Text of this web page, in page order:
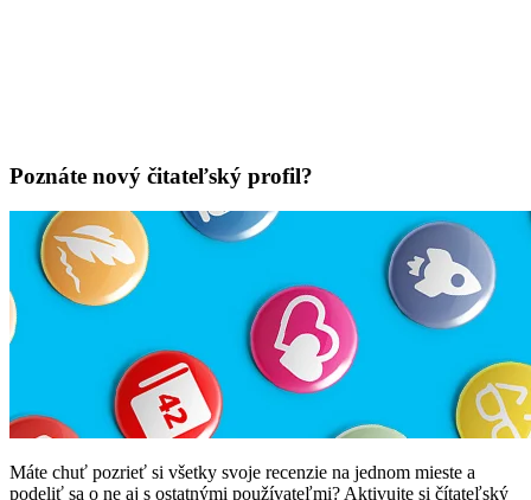
Poznáte nový čitateľský profil?
Máte chuť pozrieť si všetky svoje recenzie na jednom mieste a
podeliť sa o ne aj s ostatnými používateľmi? Aktivujte si čítateľský